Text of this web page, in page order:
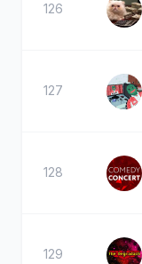
126
127
128
129